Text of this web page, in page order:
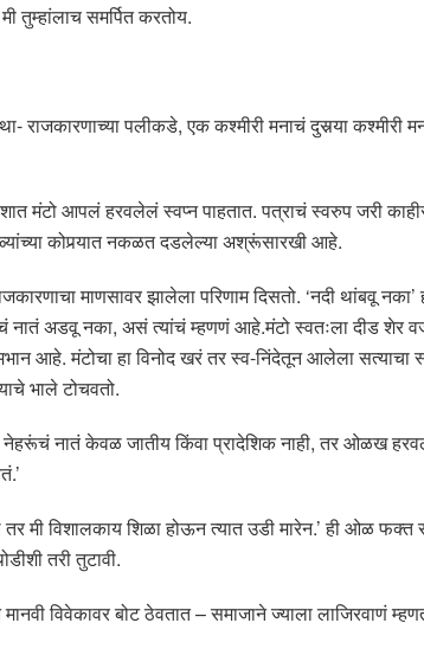
तुम्हांलाच समर्पित करतोय.
पलीकडे, एक कश्मीरी मनाचं दुसर्‍या कश्मीरी
मंटो आपलं हरवलेलं स्वप्न पाहतात. पत्राचं स्वरुप जरी काहीसं
कोपर्‍यात नकळत दडलेल्या अश्रूंसारखी आहे.
माणसावर झालेला परिणाम दिसतो. ‘नदी थांबवू नका’
नातं अडवू नका, असं त्यांचं म्हणणं आहे.मंटो स्वतःला दीड शेर
आहे. मंटोचा हा विनोद खरं तर स्व-निंदेतून आलेला सत्याचा
भाले टोचवतो.
नेहरूंचं नातं केवळ जातीय किंवा प्रादेशिक नाही, तर ओळख
मी विशालकाय शिळा होऊन त्यात उडी मारेन.’ ही ओळ फक्त
तरी तुटावी.
विवेकावर बोट ठेवतात – समाजाने ज्याला लाजिरवाणं